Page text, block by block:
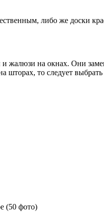
либо же доски
жалюзи на окнах. Они
то следует выбрать